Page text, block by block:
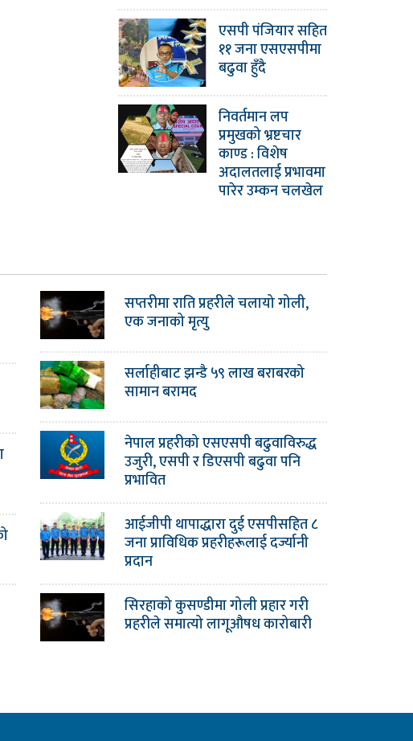
एसपी पंजियार सहित
११ जना एसएसपीमा
बढुवा हुँदै
निवर्तमान लप
प्रमुखको भ्रष्टचार
काण्ड : विशेष
अदालतलाई प्रभावमा
पारेर उम्कन चलखेल
सप्तरीमा राति प्रहरीले चलायो गोली,
एक जनाको मृत्यु
सर्लाहीबाट झन्डै ५९ लाख बराबरको
सामान बरामद
नेपाल प्रहरीको एसएसपी बढुवाविरुद्ध
उजुरी, एसपी र डिएसपी बढुवा पनि
प्रभावित
आईजीपी थापाद्धारा दुई एसपीसहित ८
जना प्राविधिक प्रहरीहरूलाई दर्ज्यानी
प्रदान
सिरहाको कुसण्डीमा गोली प्रहार गरी
प्रहरीले समात्यो लागूऔषध कारोबारी